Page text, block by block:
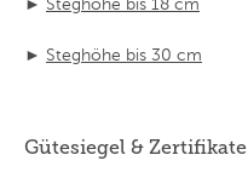
► Steghöhe bis 18 cm
► Steghöhe bis 30 cm
Gütesiegel & Zertifikate